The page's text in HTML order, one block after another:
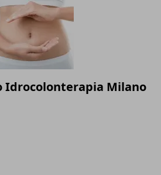
Idrocolonterapia Milano